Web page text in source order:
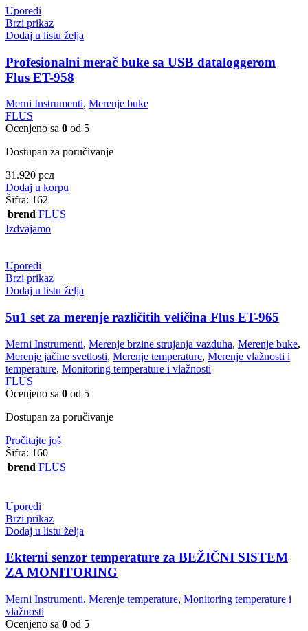
Uporedi
Brzi prikaz
Dodaj u listu želja
Profesionalni merač buke sa USB dataloggerom
Flus ET-958
Merni Instrumenti, Merenje buke
FLUS
Ocenjeno sa 0 od 5
Dostupan za poručivanje
31.920 рсд
Dodaj u korpu
Šifra: 162
brend FLUS
Izdvajamo
Uporedi
Brzi prikaz
Dodaj u listu želja
5u1 set za merenje različitih veličina Flus ET-965
Merni Instrumenti, Merenje brzine strujanja vazduha, Merenje buke,
Merenje jačine svetlosti, Merenje temperature, Merenje vlažnosti i
temperature, Monitoring temperature i vlažnosti
FLUS
Ocenjeno sa 0 od 5
Dostupan za poručivanje
Pročitajte još
Šifra: 160
brend FLUS
Uporedi
Brzi prikaz
Dodaj u listu želja
Ekterni senzor temperature za BEŽIČNI SISTEM
ZA MONITORING
Merni Instrumenti, Merenje temperature, Monitoring temperature i
vlažnosti
Ocenjeno sa 0 od 5